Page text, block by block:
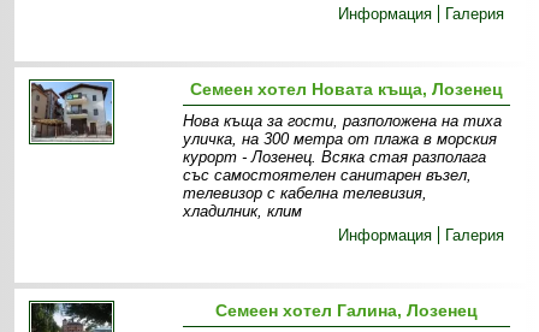
Информация
Галерия
Семеен хотел Новата къща, Лозенец
Нова къща за гости, разположена на тиха
уличка, на 300 метра от плажа в морския
курорт - Лозенец. Всяка стая разполага
със самостоятелен санитарен възел,
телевизор с кабелна телевизия,
хладилник, клим
Информация
Галерия
Семеен хотел Галина, Лозенец